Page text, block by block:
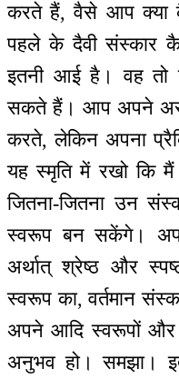
करते हैं, वैसे आप क्या
पहले के दैवी संस्कार
इतनी आई है। वह तो
सकते हैं। आप अपने
करते, लेकिन अपना
यह स्मृति में रखो कि
जितना-जितना उन
स्वरूप बन सकेंगे।
अर्थात् श्रेष्ठ और
स्वरूप का, वर्तमान
अपने आदि स्वरूपों और
अनुभव हो। समझा।